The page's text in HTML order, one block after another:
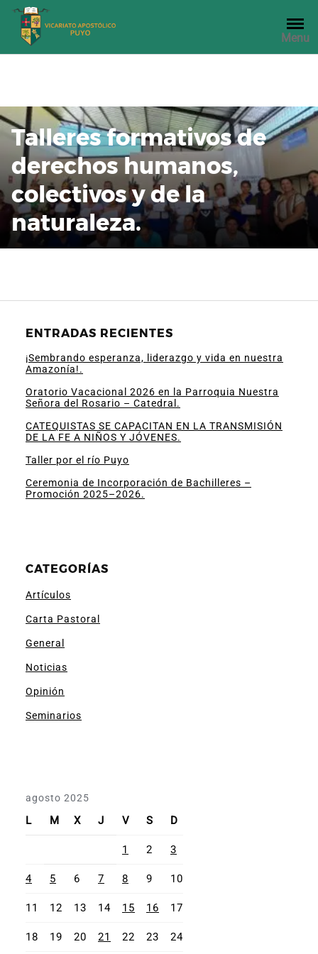
Saltar
contenido
Menu
Talleres formativos de
derechos humanos,
colectivos y de la
naturaleza.
ENTRADAS RECIENTES
¡Sembrando esperanza, liderazgo y vida en nuestra
Amazonía!.
Oratorio Vacacional 2026 en la Parroquia Nuestra
Señora del Rosario – Catedral.
CATEQUISTAS SE CAPACITAN EN LA TRANSMISIÓN
DE LA FE A NIÑOS Y JÓVENES.
Taller por el río Puyo
Ceremonia de Incorporación de Bachilleres –
Promoción 2025–2026.
CATEGORÍAS
Artículos
Carta Pastoral
General
Noticias
Opinión
Seminarios
agosto 2025
L M X J V S D
1 2 3
4 5 6 7 8 9 10
11 12 13 14 15 16 17
18 19 20 21 22 23 24